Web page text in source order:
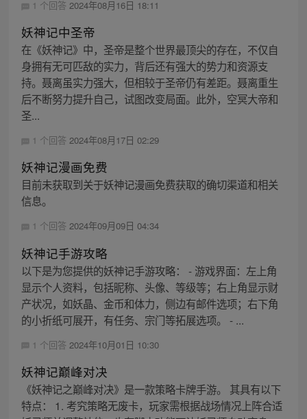
1 个回答 2024年08月16日 18:11
妖神记中圣帝
在《妖神记》中，圣帝是整个世界最顶尖的存在，不仅自
身拥有无可匹敌的实力，背后还有强大的势力和资源支
持。聂离虽实力强大，但相较于圣帝仍有差距。聂离重生
后不断努力提升自己，试图改变局面。此外，空冥大帝和
圣...
1 个回答 2024年08月17日 02:29
妖神记漫画免费
目前未获取到关于妖神记漫画免费获取的确切渠道和相关
信息。
1 个回答 2024年09月09日 04:34
妖神记手游攻略
以下是为您提供的妖神记手游攻略： - 游戏界面：左上角
显示个人资料，包括昵称、头像、等级等；右上角显示财
产状况，如妖晶、金币和体力，侧边有邮件选项；右下角
的小折纸可展开，有任务、宗门等拓展选项。 - ...
1 个回答 2024年10月01日 10:30
妖神记巅峰对决
《妖神记之巅峰对决》是一款策略卡牌手游。 其具有以下
特点： 1. 考究策略无废卡，玩家需根据战场情况上阵合适